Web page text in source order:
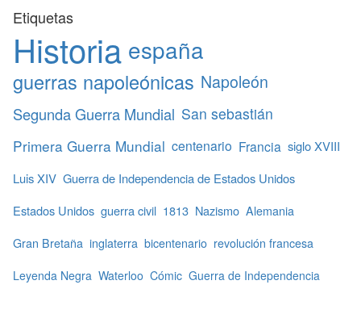
Etiquetas
Historia españa
guerras napoleónicas Napoleón
Segunda Guerra Mundial San sebastián
Primera Guerra Mundial centenario Francia siglo XVIII
Luis XIV Guerra de Independencia de Estados Unidos
Estados Unidos guerra civil 1813 Nazismo Alemania
Gran Bretaña inglaterra bicentenario revolución francesa
Leyenda Negra Waterloo Cómic Guerra de Independencia